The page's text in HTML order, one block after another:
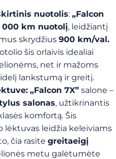
nuotolis: „Falcon
000 km nuotolį, leidžiantį
skrydžius 900 km/val.
šis orlaivis idealiai
net ir mažoms
lankstumą ir greitį.
„Falcon 7X” salone –
salonas, užtikrinantis
komfortą. Šis
lėktuvas leidžia keleiviams
čia rasite greitaeigį
metu galėtumėte